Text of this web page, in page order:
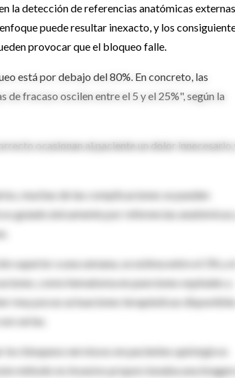
la detección de referencias anatómicas
puede resultar inexacto, y los
provocar que el bloqueo falle.
está por debajo del 80%. En concreto, las
fracaso oscilen entre el 5 y el 25%", según la
ocasionan al paciente un dolor innecesario
muchas de las complicaciones se pueden
guiado únicamente por referencias anatómicas
superior a una semana, se estima entre el 1% y
como hematoma en punciones espinales y
muy pocas actuaciones terapéuticas
serias.
bloqueos nerviosos en pacientes quirúrgicos
método no invasivo proporcionaba una